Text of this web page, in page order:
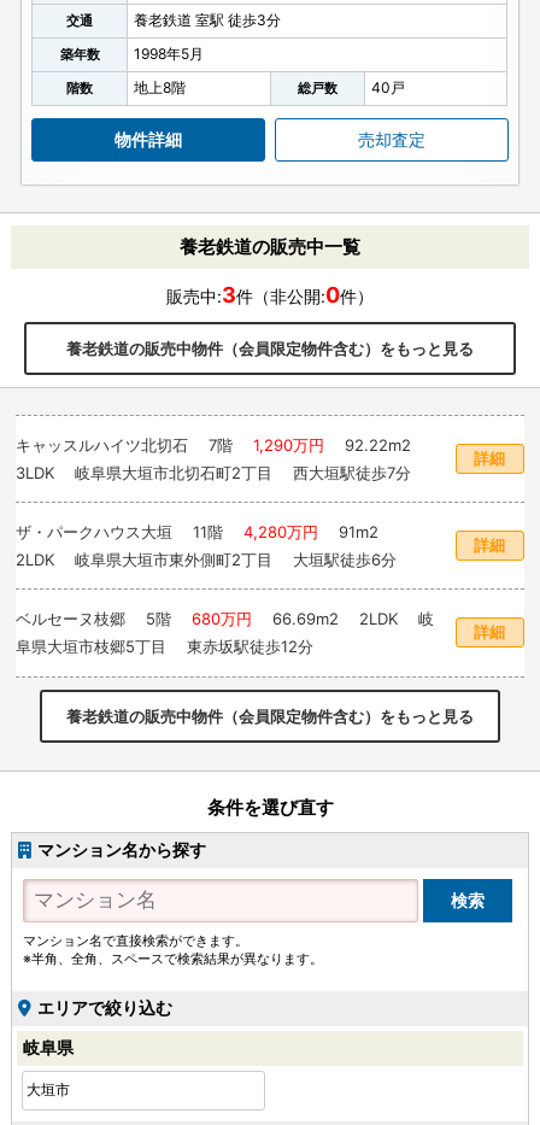
交通 養老鉄道 室駅 徒歩3分
築年数 1998年5月
階数 地上8階 総戸数 40戸
物件詳細 売却査定
養老鉄道の販売中一覧
販売中:3件（非公開:0件）
養老鉄道の販売中物件（会員限定物件含む）をもっと見る
キャッスルハイツ北切石 7階1,290万円 92.22m2
3LDK 岐阜県大垣市北切石町2丁目 西大垣駅徒歩7分
詳細
ザ・パークハウス大垣 11階4,280万円 91m2
2LDK 岐阜県大垣市東外側町2丁目 大垣駅徒歩6分
詳細
ベルセーヌ枝郷 5階680万円 66.69m2
阜県大垣市枝郷5丁目 東赤坂駅徒歩12分
詳細
養老鉄道の販売中物件（会員限定物件含む）をもっと見る
条件を選び直す
マンション名から探す
マンション名で直接検索ができます。
※半角、全角、スペースで検索結果が異なります。
エリアで絞り込む
岐阜県
大垣市